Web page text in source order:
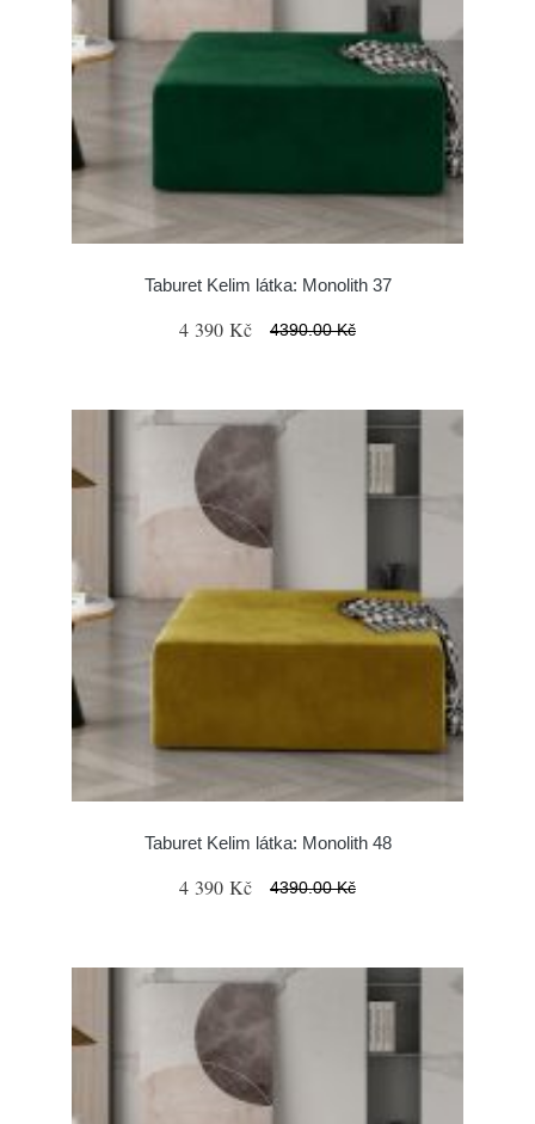
Taburet Kelim látka: Monolith 37
4 390 Kč 4390.00 Kč
Taburet Kelim látka: Monolith 48
4 390 Kč 4390.00 Kč